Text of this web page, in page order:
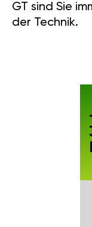
GT sind Sie
der Technik.